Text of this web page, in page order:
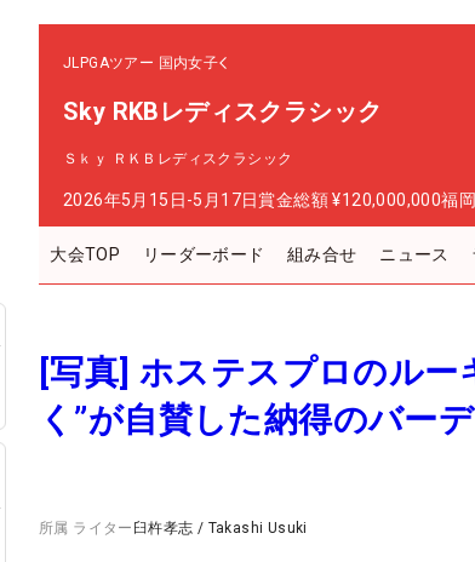
JLPGAツアー 国内女子
Sky RKBレディスクラシック
Ｓｋｙ ＲＫＢレディスクラシック
2026年5月15日-5月17日賞金総額 ¥120,000,000福
大会TOP リーダーボード 組み合せ ニュース
[写真] ホステスプロのル
く”が自賛した納得のバー
所属 ライター 臼杵孝志 / Takashi Usuki